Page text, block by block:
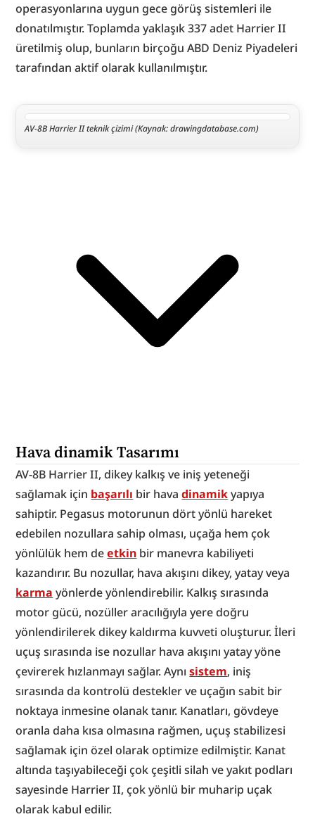
operasyonlarına uygun gece görüş sistemleri ile
donatılmıştır. Toplamda yaklaşık 337 adet Harrier II
üretilmiş olup, bunların birçoğu ABD Deniz Piyadeleri
tarafından aktif olarak kullanılmıştır.
AV-8B Harrier II teknik çizimi (Kaynak: drawingdatabase.com)
Hava dinamik Tasarımı
AV-8B Harrier II, dikey kalkış ve iniş yeteneği
sağlamak için başarılı bir hava dinamik yapıya
sahiptir. Pegasus motorunun dört yönlü hareket
edebilen nozullara sahip olması, uçağa hem çok
yönlülük hem de etkin bir manevra kabiliyeti
karma yönlerde yönlendirebilir. Kalkış sırasında
motor gücü, nozüller aracılığıyla yere doğru
yönlendirilerek dikey kaldırma kuvveti oluşturur. İleri
uçuş sırasında ise nozullar hava akışını yatay yöne
çevirerek hızlanmayı sağlar. Aynı sistem, iniş
sırasında da kontrolü destekler ve uçağın sabit bir
noktaya inmesine olanak tanır. Kanatları, gövdeye
oranla daha kısa olmasına rağmen, uçuş stabilizesi
sağlamak için özel olarak optimize edilmiştir. Kanat
altında taşıyabileceği çok çeşitli silah ve yakıt podları
sayesinde Harrier II, çok yönlü bir muharip uçak
olarak kabul edilir.